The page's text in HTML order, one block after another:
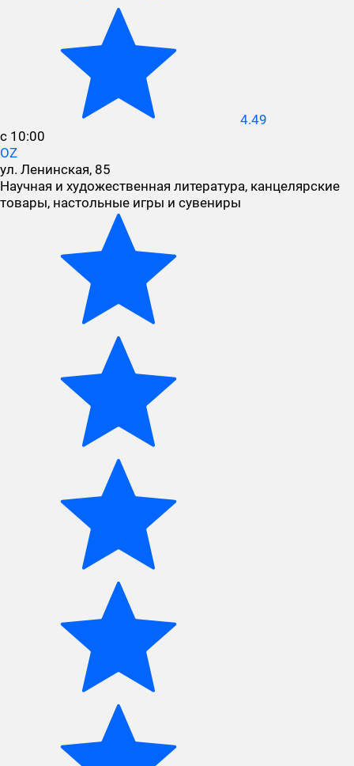
4.49
с 10:00
OZ
ул. Ленинская, 85
Научная и художественная литература, канцелярские
товары, настольные игры и сувениры